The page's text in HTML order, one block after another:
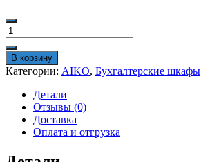
Количество
товара
Бухгалтерский
шкаф
AIKO
125Т
В корзину
Категории: AIKO, Бухгалтерские шкафы
Детали
Отзывы (0)
Доставка
Оплата и отгрузка